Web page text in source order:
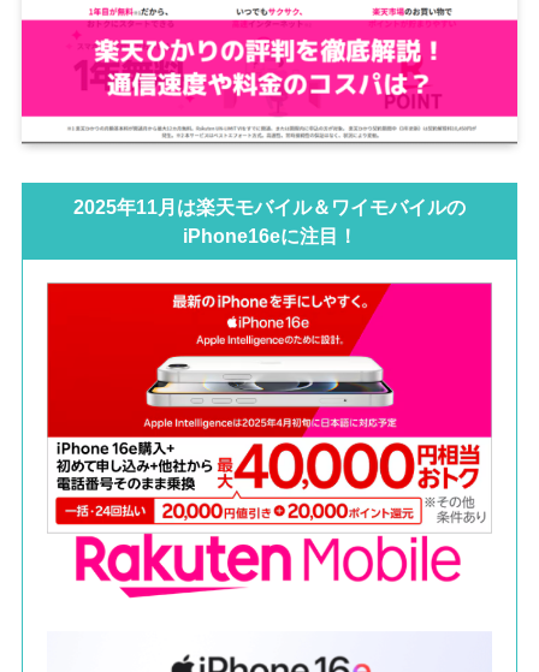
2025年11月は楽天モバイル＆ワイモバイルの
iPhone16eに注目！